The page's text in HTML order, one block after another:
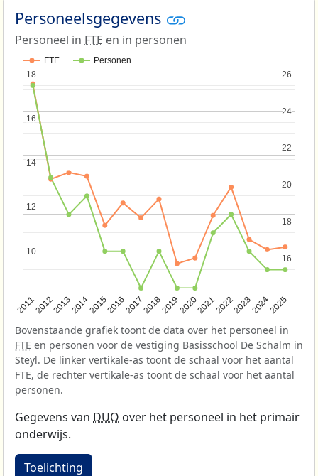
Personeelsgegevens
Personeel in FTE en in personen
FTE Personen
201120122013201420152016201720182019202020212022202320242025
10
10
12
12
14
14
16
16
18
18
16
16
18
18
20
20
22
22
24
24
26
26
Bovenstaande grafiek toont de data over het personeel in
FTE en personen voor de vestiging Basisschool De Schalm in
Steyl. De linker vertikale-as toont de schaal voor het aantal
FTE, de rechter vertikale-as toont de schaal voor het aantal
personen.
Gegevens van DUO over het personeel in het primair
onderwijs.
Toelichting